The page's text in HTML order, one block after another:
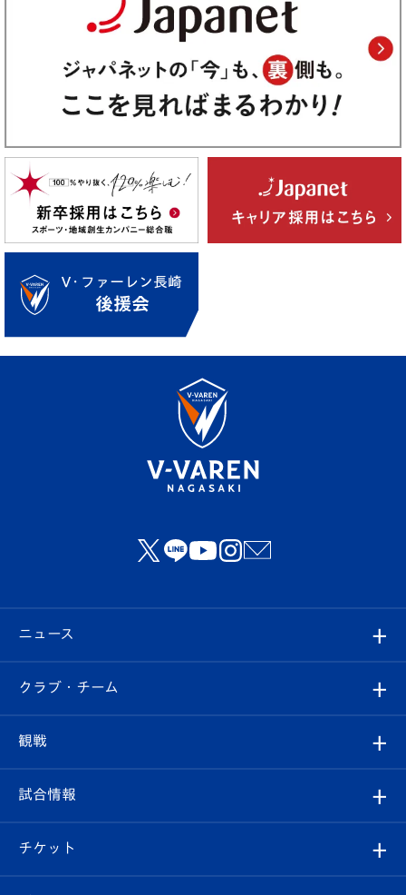
ニュース
すべて
クラブ
試合情報
クラブ・チーム
クラブ概要
エンブレム紹介
観戦
観戦ルール
はじめての観戦ガイド
試合情報
試合日程/結果
チケット